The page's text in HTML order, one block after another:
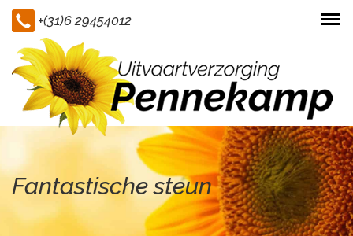
+(31)6 29454012
Fantastische steun